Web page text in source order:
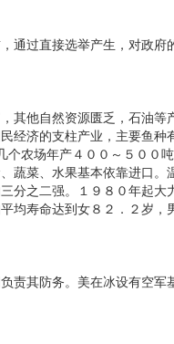
过直接选举产生，对政府
他自然资源匮乏，石油等
济的支柱产业，主要鱼
农场年产４００～５００
菜、水果基本依靠进口
之二强。１９８０年起
寿命达到女８２．２岁
其防务。美在冰设有空军